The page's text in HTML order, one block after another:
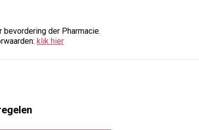
der Pharmacie.
klik hier